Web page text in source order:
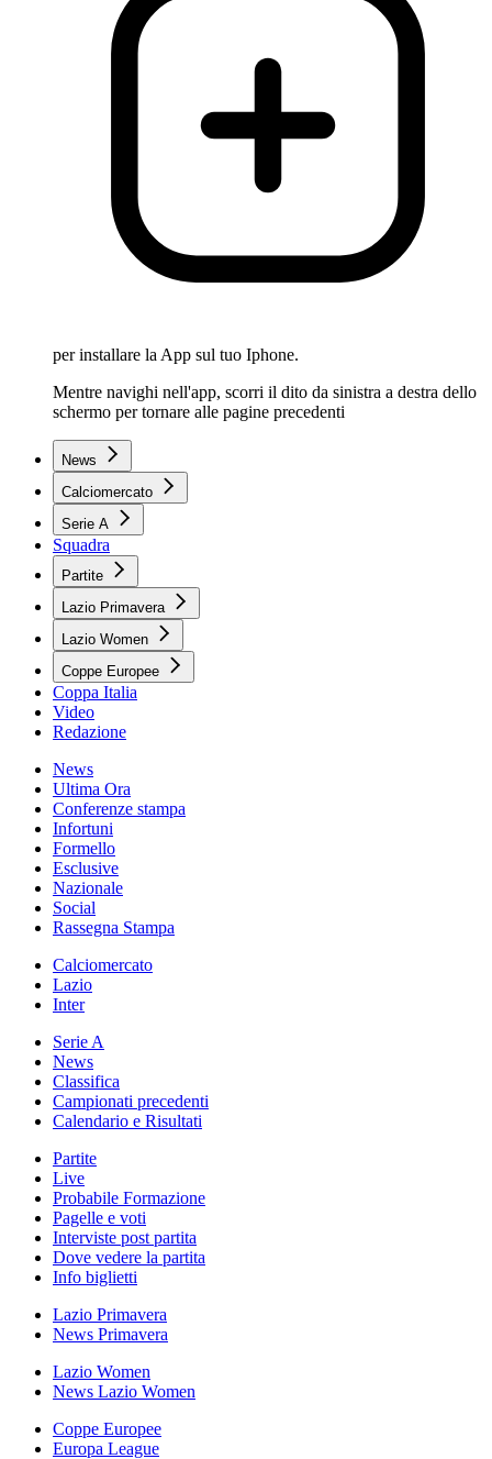
per installare la App sul tuo Iphone.
Mentre navighi nell'app, scorri il dito da sinistra a destra dello
schermo per tornare alle pagine precedenti
News
Calciomercato
Serie A
Squadra
Partite
Lazio Primavera
Lazio Women
Coppe Europee
Coppa Italia
Video
Redazione
News
Ultima Ora
Conferenze stampa
Infortuni
Formello
Esclusive
Nazionale
Social
Rassegna Stampa
Calciomercato
Lazio
Inter
Serie A
News
Classifica
Campionati precedenti
Calendario e Risultati
Partite
Live
Probabile Formazione
Pagelle e voti
Interviste post partita
Dove vedere la partita
Info biglietti
Lazio Primavera
News Primavera
Lazio Women
News Lazio Women
Coppe Europee
Europa League